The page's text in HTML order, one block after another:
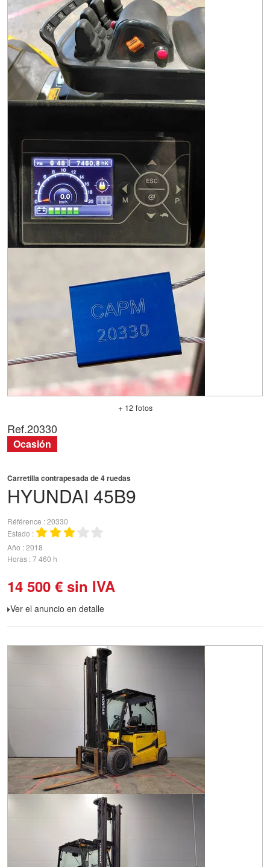
+ 12 fotos
HYUNDAI 45B9
Carretilla contrapesada de 4 ruedas
Référence 20330
Estado
Año 2018
Horas 7 460 h
14 500 € sin IVA
Ver el anuncio en detalle
Ref.20330
Ocasión